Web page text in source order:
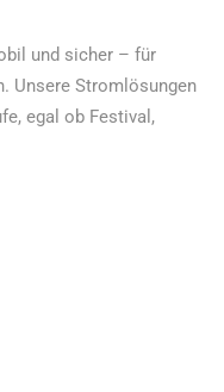
und sicher – für
Unsere Stromlösungen
egal ob Festival,